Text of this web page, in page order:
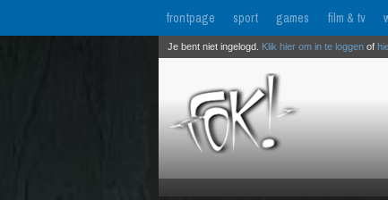
frontpage sport games film & tv
Je bent niet ingelogd. Klik hier om in te loggen of